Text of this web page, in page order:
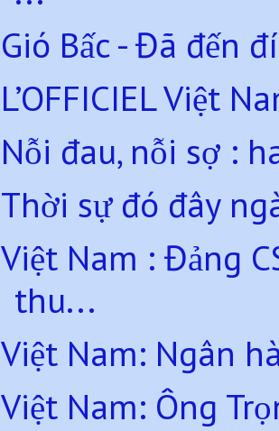
Gió Bấc - Đã đến
L’OFFICIEL Việt
Nỗi đau, nỗi sợ :
Thời sự đó đây
Việt Nam : Đảng
thu...
Việt Nam: Ngân
Việt Nam: Ông